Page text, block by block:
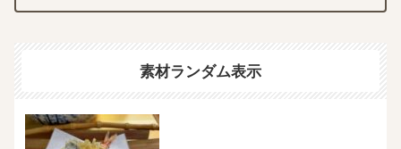
素材ランダム表示